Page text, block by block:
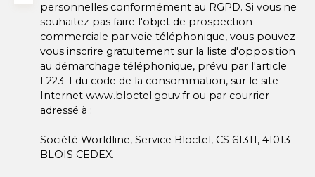
personnelles conformément au RGPD. Si vous ne
souhaitez pas faire l'objet de prospection
commerciale par voie téléphonique, vous pouvez
vous inscrire gratuitement sur la liste d'opposition
au démarchage téléphonique, prévu par l'article
L223-1 du code de la consommation, sur le site
Internet www.bloctel.gouv.fr ou par courrier
adressé à :
Société Worldline, Service Bloctel, CS 61311, 41013
BLOIS CEDEX.